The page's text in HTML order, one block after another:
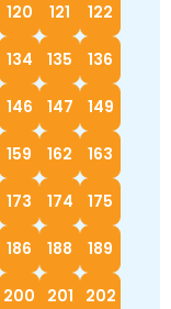
120 121 122
134 135 136
146 147 149
159 162 163
173 174 175
186 188 189
200 201 202